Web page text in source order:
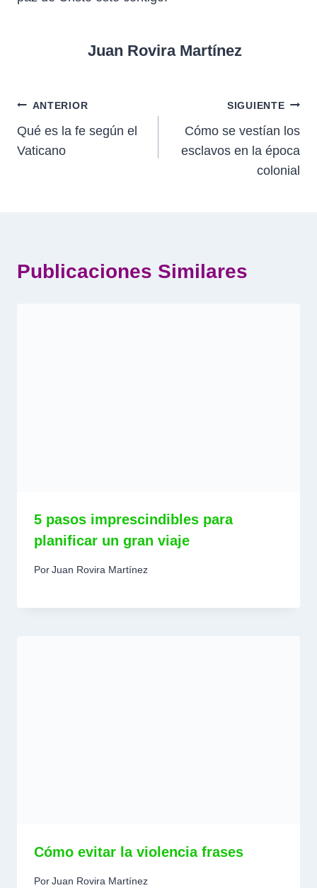
Juan Rovira Martínez
Navegación
de
ANTERIOR
Qué es la fe según el
Vaticano
SIGUIENTE
Cómo se vestían los
esclavos en la época
colonial
Publicaciones Similares
5 pasos imprescindibles para
planificar un gran viaje
PorJuan Rovira Martínez
Cómo evitar la violencia frases
PorJuan Rovira Martínez